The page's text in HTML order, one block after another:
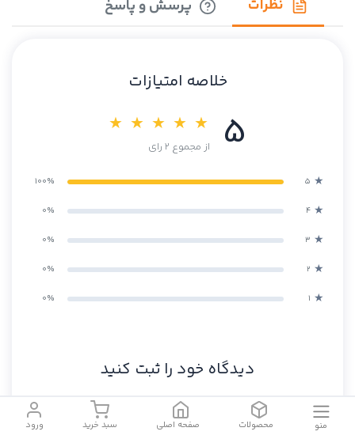
منو محصولات صفحه اصلی سبد خرید ورود
خلاصه امتیازات
5
★ ★ ★ ★ ★
از مجموع 2 رای
100% ۵ ★
0% ۴ ★
0% ۳ ★
0% ۲ ★
0% ۱ ★
دیدگاه خود را ثبت کنید
امتیاز شما: ★ ★